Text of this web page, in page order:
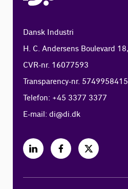
Dansk Industri
H. C. Andersens Boulevard
CVR-nr. 16077593
Transparency-nr.
Telefon: +45 3377 3377
E-mail:di@di.dk